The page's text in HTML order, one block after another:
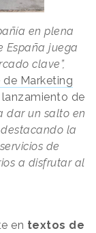
en plena
España juega
clave”,
de Marketing
de
dar un salto en
la
de
a disfrutar al
en textos de